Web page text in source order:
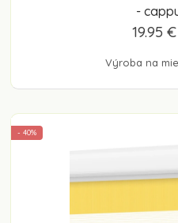
-
Výroba na
19.95 €
- 40%